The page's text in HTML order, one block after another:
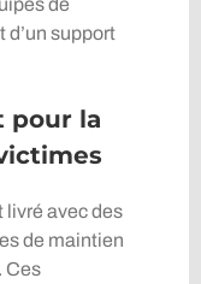
de
d’un support
pour la
livré avec des
de maintien
Ces